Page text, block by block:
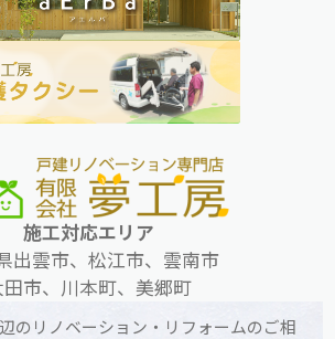
施工対応エリア
出雲市、松江市、雲南市
田市、川本町、美郷町
のリノベーション・リフォームのご相